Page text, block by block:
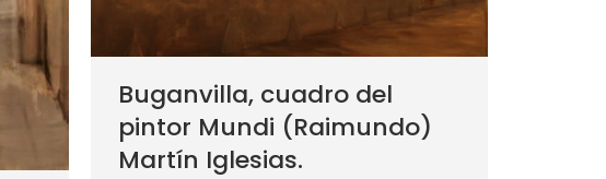
Buganvilla, cuadro del
pintor Mundi (Raimundo)
Martín Iglesias.